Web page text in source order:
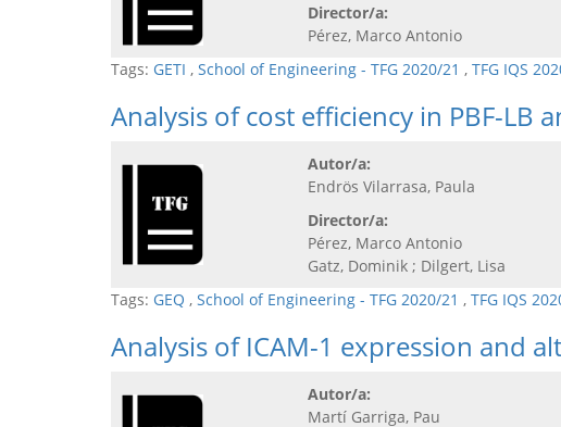
Director/a:
Pérez, Marco Antonio
Tags: GETI , School of Engineering - TFG 2020/21 , TFG IQS
Analysis of cost efficiency in PBF-
Autor/a:
Endrös Vilarrasa, Paula
Director/a:
Pérez, Marco Antonio
Gatz, Dominik ; Dilgert, Lisa
Tags: GEQ , School of Engineering - TFG 2020/21 , TFG IQS
Analysis of ICAM-1 expression and
Autor/a:
Martí Garriga, Pau